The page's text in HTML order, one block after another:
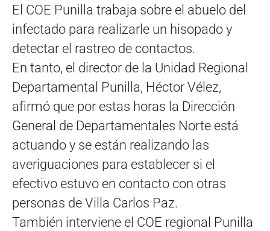
El COE Punilla trabaja sobre el abuelo del
infectado para realizarle un hisopado y
detectar el rastreo de contactos.
En tanto, el director de la Unidad Regional
Departamental Punilla, Héctor Vélez,
afirmó que por estas horas la Dirección
General de Departamentales Norte está
actuando y se están realizando las
averiguaciones para establecer si el
efectivo estuvo en contacto con otras
personas de Villa Carlos Paz.
También interviene el COE regional Punilla